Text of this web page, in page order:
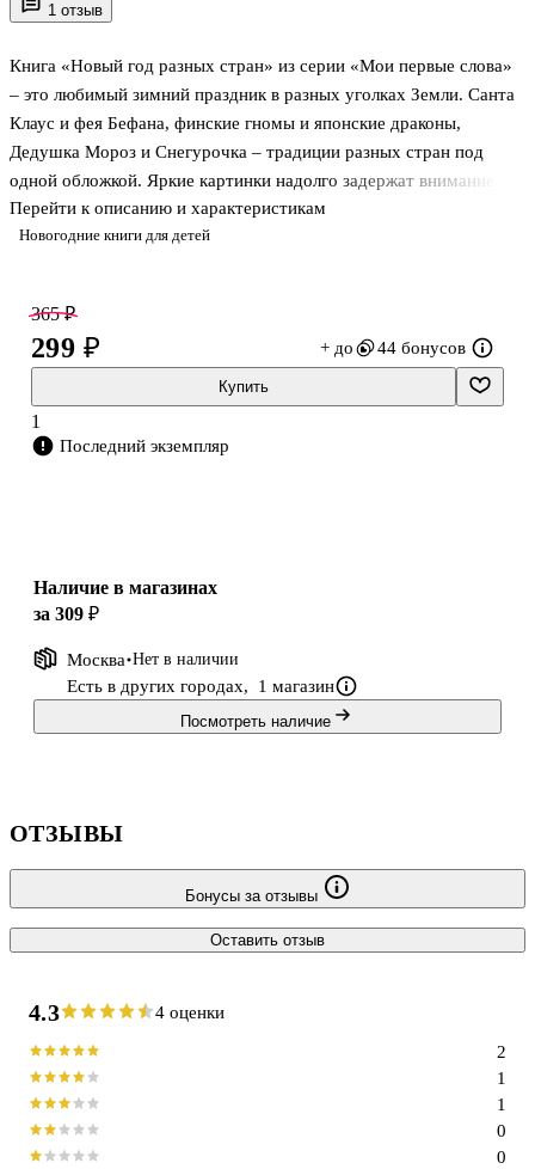
1 отзыв
Новогодние книги для детей
Книга «Новый год разных стран» из серии «Мои первые слова»
– это любимый зимний праздник в разных уголках Земли. Санта
Клаус и фея Бефана, финские гномы и японские драконы,
Дедушка Мороз и Снегурочка – традиции разных стран под
одной обложкой. Яркие картинки надолго задержат внимание
малыша, а слова в окошках помогут расширить словарный запас
и развить память. На каждом развороте приготовлено
атмосферу и заряжайтесь отличным настроением!
Перейти к описанию и характеристикам
365 ₽
299 ₽ + до 44 бонусов
Купить
1
Последний экземпляр
Наличие в магазинах
за 309 ₽
Москва Нет в наличии
Есть в других городах, 1 магазин
Посмотреть наличие
ОТЗЫВЫ
Бонусы за отзывы
Оставить отзыв
4.3 4 оценки
0
0
1
1
2